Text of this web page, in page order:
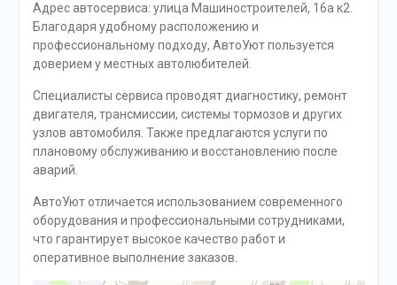
Адрес автосервиса: улица Машиностроителей, 16а к2.
Благодаря удобному расположению и
профессиональному подходу, АвтоУют пользуется
доверием у местных автолюбителей.
Специалисты сервиса проводят диагностику, ремонт
двигателя, трансмиссии, системы тормозов и других
узлов автомобиля. Также предлагаются услуги по
плановому обслуживанию и восстановлению после
аварий.
АвтоУют отличается использованием современного
оборудования и профессиональными сотрудниками,
что гарантирует высокое качество работ и
оперативное выполнение заказов.